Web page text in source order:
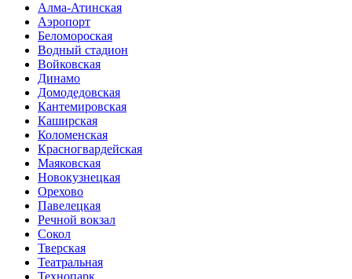
Алма-Атинская
Аэропорт
Беломороская
Водный стадион
Войковская
Динамо
Домоде­довская
Кантеми­ровская
Каширская
Коломенская
Красногвар­дейская
Маяковская
Новокузнецкая
Орехово
Павелецкая
Речной вокзал
Сокол
Тверская
Театральная
Технопарк